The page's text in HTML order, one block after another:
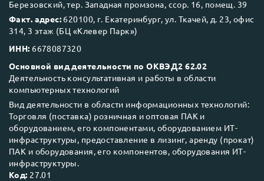
Next Business Day (NBD)
Березовский, тер. Западная промзона, ссор. 16, помещ. 39
Факт. адрес: 620100, г. Екатеринбург, ул. Ткачей, д. 23, офис
314, 3 этаж (БЦ «Клевер Парк»)
ИНН: 6678087320
Основной вид деятельности по ОКВЭД2 62.02
Деятельность консультативная и работы в области
компьютерных технологий
Вид деятельности в области информационных технологий:
Торговля (поставка) розничная и оптовая ПАК и
оборудованием, его компонентами, оборудованием ИТ-
инфраструктуры, предоставление в лизинг, аренду (прокат)
ПАК и оборудования, его компонентов, оборудования ИТ-
инфраструктуры.
Код: 27.01